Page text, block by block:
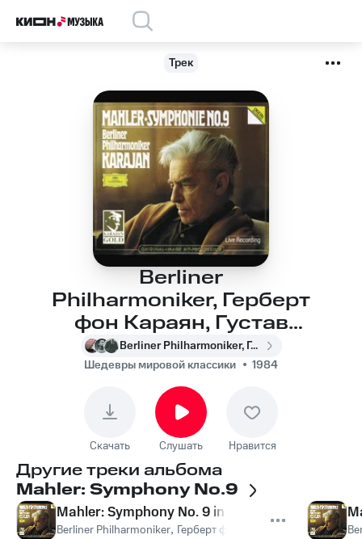
Трек
Berliner
Philharmoniker, Герберт
фон Караян, Густав
Малер - Mahler:
Symphony No. 9 in D / 1.
Satz - Wie von Anfang
Berliner Philharmoniker, Герберт фон Караян, Густав Малер
Шедевры мировой классики
1984
Скачать Слушать Нравится
Другие треки альбома
Mahler: Symphony No.9
Mahler: Symphony No. 9 in D / 1. Satz - Andante
Berliner Philharmoniker, Герберт фон Караян Густав Малер